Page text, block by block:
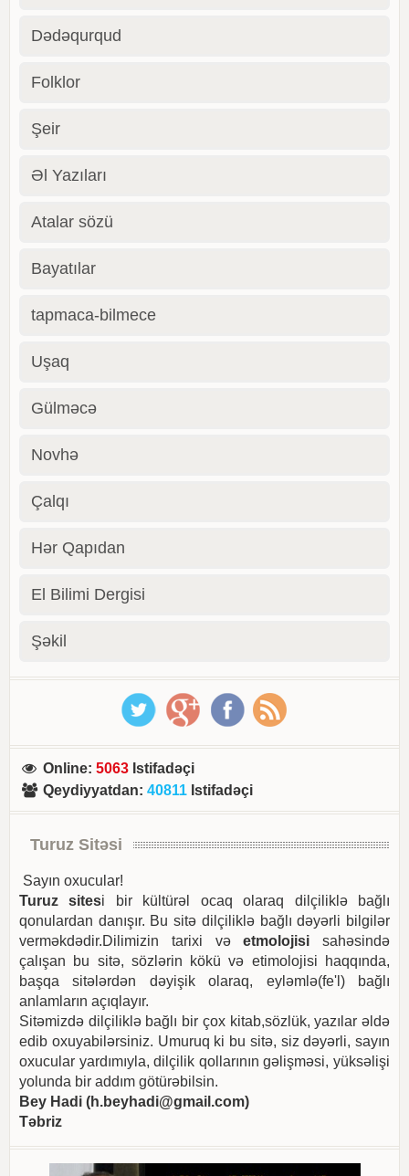
Dədəqurqud
Folklor
Şeir
Əl Yazıları
Atalar sözü
Bayatılar
tapmaca-bilmece
Uşaq
Gülməcə
Novhə
Çalqı
Hər Qapıdan
El Bilimi Dergisi
Şəkil
Online:5063 Istifadəçi
Qeydiyyatdan:40811 Istifadəçi
Turuz Sitəsi
Sayın oxucular!
Turuz sitesi bir kültürəl ocaq olaraq dilçiliklə bağlı
qonulardan danışır. Bu sitə dilçiliklə bağlı dəyərli bilgilər
verməkdədir.Dilimizin tarixi vəetmolojisi sahəsində
çalışan bu sitə, sözlərin kökü və etimolojisi haqqında,
başqa sitələrdən dəyişik olaraq, eyləmlə(fe'l) bağlı
anlamların açıqlayır.
Sitəmizdə dilçiliklə bağlı bir çox kitab,sözlük, yazılar əldə
edib oxuyabilərsiniz. Umuruq ki bu sitə, siz dəyərli, sayın
oxucular yardımıyla, dilçilik qollarının gəlişməsi, yüksəlişi
yolunda bir addım götürəbilsin.
Bey Hadi (h.beyhadi@gmail.com)
Təbriz